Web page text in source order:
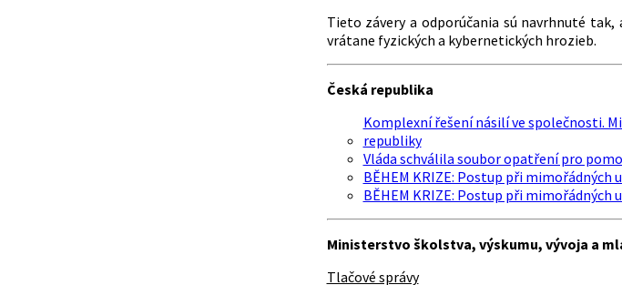
Tieto závery a odporúčania sú navrhnuté
vrátane fyzických a kybernetických hrozieb.
Česká republika
Komplexní řešení násilí ve společnosti.
republiky
Vláda schválila soubor opatření pro
BĚHEM KRIZE: Postup při mimořádných
BĚHEM KRIZE: Postup při mimořádných
Ministerstvo školstva, výskumu, vývoja a
Tlačové správy